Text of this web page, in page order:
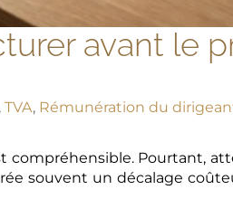
avant le
, TVA, Rémunération du
compréhensible. Pourtant,
souvent un décalage